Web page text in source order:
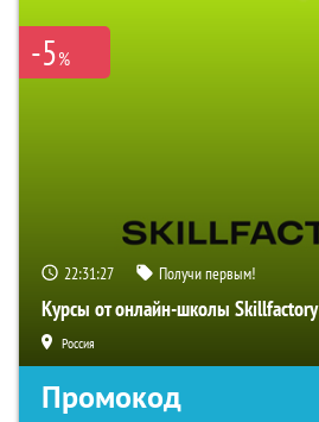
-5%
22:31:26 Получи первым!
Курсы от онлайн-школы Skillfactory
Россия
Промокод